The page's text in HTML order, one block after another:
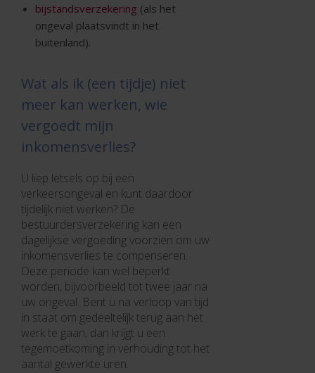
bijstandsverzekering (als het
ongeval plaatsvindt in het
buitenland).
Wat als ik (een tijdje) niet
meer kan werken, wie
vergoedt mijn
inkomensverlies?
U liep letsels op bij een
verkeersongeval en kunt daardoor
tijdelijk niet werken? De
bestuurdersverzekering kan een
dagelijkse vergoeding voorzien om uw
inkomensverlies te compenseren.
Deze periode kan wel beperkt
worden, bijvoorbeeld tot twee jaar na
uw ongeval. Bent u na verloop van tijd
in staat om gedeeltelijk terug aan het
werk te gaan, dan krijgt u een
tegemoetkoming in verhouding tot het
aantal gewerkte uren.